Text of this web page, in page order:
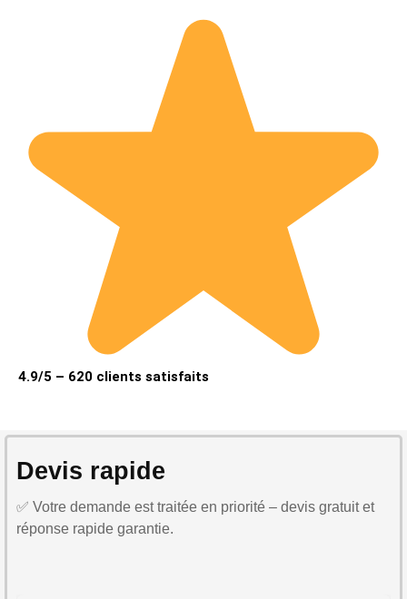
4.9/5 – 620 clients satisfaits
Devis rapide
✅ Votre demande est traitée en priorité – devis gratuit et
réponse rapide garantie.